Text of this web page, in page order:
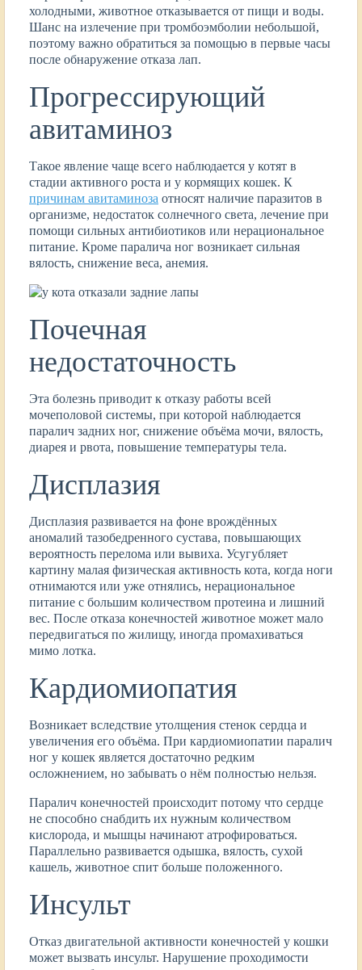
холодными, животное отказывается от пищи и воды.
Шанс на излечение при тромбоэмболии небольшой,
поэтому важно обратиться за помощью в первые часы
после обнаружение отказа лап.
Прогрессирующий
авитаминоз
Такое явление чаще всего наблюдается у котят в
стадии активного роста и у кормящих кошек. К
причинам авитаминоза относят наличие паразитов в
организме, недостаток солнечного света, лечение при
помощи сильных антибиотиков или нерациональное
питание. Кроме паралича ног возникает сильная
вялость, снижение веса, анемия.
Почечная
недостаточность
Эта болезнь приводит к отказу работы всей
мочеполовой системы, при которой наблюдается
паралич задних ног, снижение объёма мочи, вялость,
диарея и рвота, повышение температуры тела.
Дисплазия
Дисплазия развивается на фоне врождённых
аномалий тазобедренного сустава, повышающих
вероятность перелома или вывиха. Усугубляет
картину малая физическая активность кота, когда ноги
отнимаются или уже отнялись, нерациональное
питание с большим количеством протеина и лишний
вес. После отказа конечностей животное может мало
передвигаться по жилищу, иногда промахиваться
мимо лотка.
Кардиомиопатия
Возникает вследствие утолщения стенок сердца и
увеличения его объёма. При кардиомиопатии паралич
ног у кошек является достаточно редким
осложнением, но забывать о нём полностью нельзя.
Паралич конечностей происходит потому что сердце
не способно снабдить их нужным количеством
кислорода, и мышцы начинают атрофироваться.
Параллельно развивается одышка, вялость, сухой
кашель, животное спит больше положенного.
Инсульт
Отказ двигательной активности конечностей у кошки
может вызвать инсульт. Нарушение проходимости